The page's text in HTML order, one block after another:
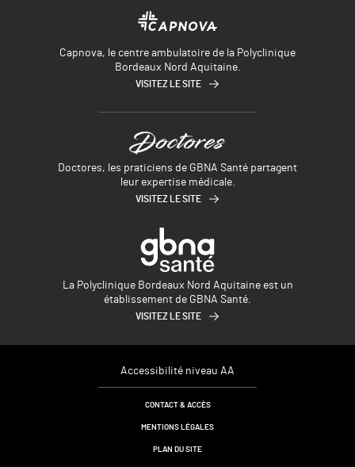
Capnova, le centre ambulatoire de la Polyclinique
Bordeaux Nord Aquitaine.
VISITEZ LE SITE
Doctores, les praticiens de GBNA Santé partagent
leur expertise médicale.
VISITEZ LE SITE
La Polyclinique Bordeaux Nord Aquitaine est un
établissement de GBNA Santé.
VISITEZ LE SITE
Accessibilité niveau AA
CONTACT & ACCÈS
MENTIONS LÉGALES
PLAN DU SITE